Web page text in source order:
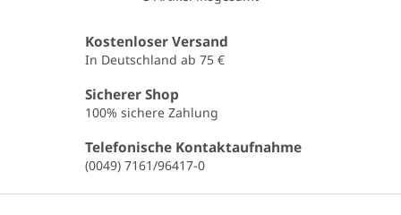
e
u
e
e
l
e
m
e
n
Kostenloser Versand
In Deutschland ab 75 €
Sicherer Shop
100% sichere Zahlung
Telefonische Kontaktaufnahme
(0049) 7161/96417-0
F